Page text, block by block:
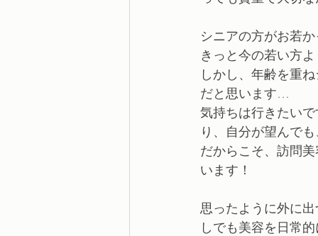
シニアの方がお若
きっと今の若い方
しかし、年齢を重
だと思います…
気持ちは行きたい
り、自分が望んで
だからこそ、訪問
います！
思ったように外に
しでも美容を日常